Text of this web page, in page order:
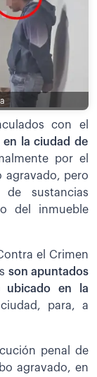
con el
en la ciudad de
por el
agravado, pero
sustancias
del inmueble
el Crimen
son apuntados
ubicado en la
para, a
penal de
agravado, en